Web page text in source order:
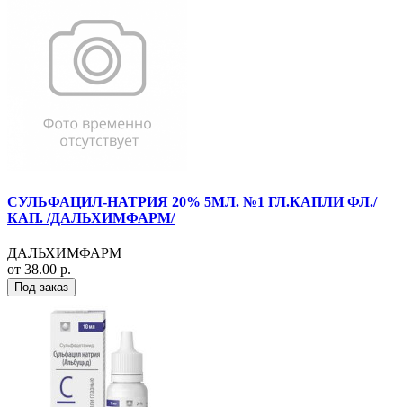
СУЛЬФАЦИЛ-НАТРИЯ 20% 5МЛ. №1 ГЛ.КАПЛИ ФЛ./
КАП. /ДАЛЬХИМФАРМ/
ДАЛЬХИМФАРМ
от 38.00 р.
Под заказ